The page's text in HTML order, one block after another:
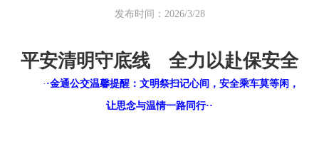
发布时间：2026/3/28
平安清明守底线 全力以赴保安全
· ·金通公交温馨提醒：文明祭扫记心间，安全乘车莫等闲，
让思念与温情一路同行··